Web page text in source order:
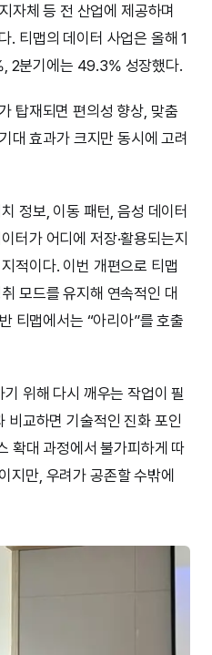
자체 등 전 산업에 제공하며
. 티맵의 데이터 사업은 올해 1
2분기에는 49.3% 성장했다.
탑재되면 편의성 향상, 맞춤
대 효과가 크지만 동시에 고려
정보, 이동 패턴, 음성 데이터
터가 어디에 저장·활용되는지
적이다. 이번 개편으로 티맵
모드를 유지해 연속적인 대
티맵에서는 “아리아”를 호출
위해 다시 깨우는 작업이 필
비교하면 기술적인 진화 포인
확대 과정에서 불가피하게 따
지만, 우려가 공존할 수밖에